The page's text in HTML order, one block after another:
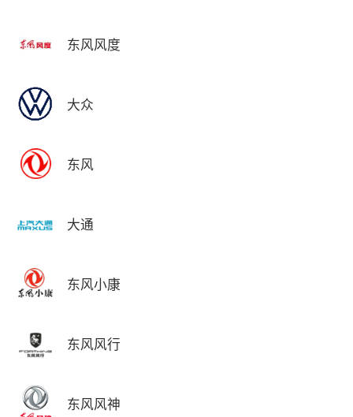
东风风度
大众
东风
大通
东风小康
东风风行
东风风神